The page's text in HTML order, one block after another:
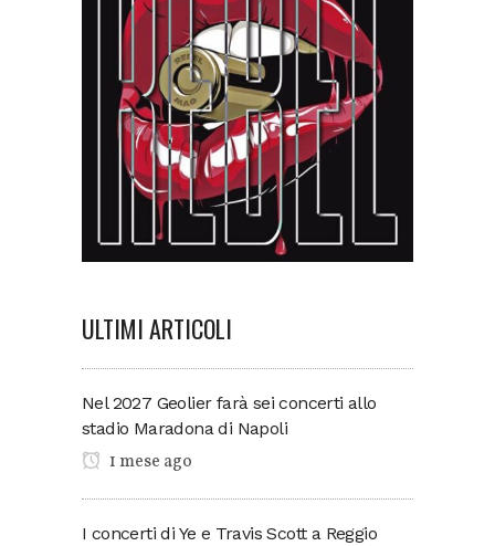
ULTIMI ARTICOLI
Nel 2027 Geolier farà sei concerti allo
stadio Maradona di Napoli
1 mese ago
I concerti di Ye e Travis Scott a Reggio